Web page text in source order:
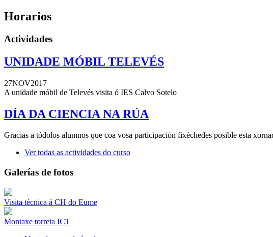
Horarios
Actividades
UNIDADE MÓBIL TELEVÉS
27NOV2017
A unidade móbil de Televés visita ó IES Calvo Sotelo
DÍA DA CIENCIA NA RÚA
Gracias a tódolos alumnos que coa vosa participación fixéchedes posible esta
Ver todas as actividades do curso
Galerías de fotos
Visita técnica á CH do Eume
Montaxe torreta ICT